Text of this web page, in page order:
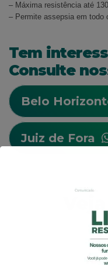
– Máxima resistência até
– Permite assepsia em todo
Tem
Consulte
Belo
Juiz de Fora